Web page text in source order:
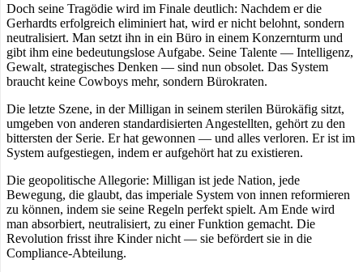
Doch seine Tragödie wird im Finale deutlich: Nachdem er die
Gerhardts erfolgreich eliminiert hat, wird er nicht belohnt, sondern
neutralisiert. Man setzt ihn in ein Büro in einem Konzernturm und
gibt ihm eine bedeutungslose Aufgabe. Seine Talente — Intelligenz,
Gewalt, strategisches Denken — sind nun obsolet. Das System
braucht keine Cowboys mehr, sondern Bürokraten.
Die letzte Szene, in der Milligan in seinem sterilen Bürokäfig sitzt,
umgeben von anderen standardisierten Angestellten, gehört zu den
bittersten der Serie. Er hat gewonnen — und alles verloren. Er ist im
System aufgestiegen, indem er aufgehört hat zu existieren.
Die geopolitische Allegorie: Milligan ist jede Nation, jede
Bewegung, die glaubt, das imperiale System von innen reformieren
zu können, indem sie seine Regeln perfekt spielt. Am Ende wird
man absorbiert, neutralisiert, zu einer Funktion gemacht. Die
Revolution frisst ihre Kinder nicht — sie befördert sie in die
Compliance-Abteilung.